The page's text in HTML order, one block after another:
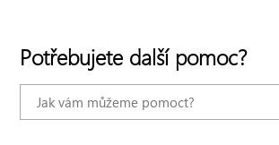
Potřebujete další pomoc?